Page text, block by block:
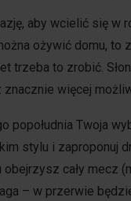
aby wcielić się w
ożywić domu,
trzeba to zrobić.
znacznie więcej
popołudnia Twoja
stylu i zaproponuj
cały mecz
– w przerwie